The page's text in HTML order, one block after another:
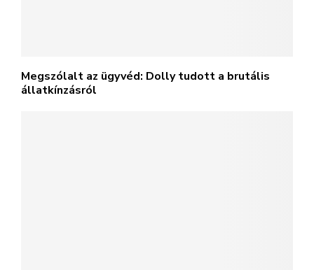
Megszólalt az ügyvéd: Dolly tudott a brutális
állatkínzásról